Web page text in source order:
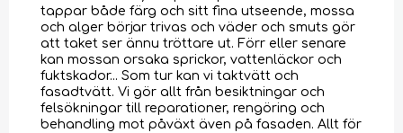
tappar både färg och sitt fina utseende, mossa
och alger börjar trivas och väder och smuts gör
att taket ser ännu tröttare ut. Förr eller senare
kan mossan orsaka sprickor, vattenläckor och
fuktskador... Som tur kan vi taktvätt och
fasadtvätt. Vi gör allt från besiktningar och
felsökningar till reparationer, rengöring och
behandling mot påväxt även på fasaden. Allt för